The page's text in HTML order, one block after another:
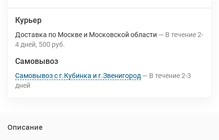
Курьер
Доставка по Москве и Московской области В течение2-
4 дней 500 руб.
Самовывоз
Самовывоз с г.Кубинка и г.Звенигород В течение2-3
дней
Описание